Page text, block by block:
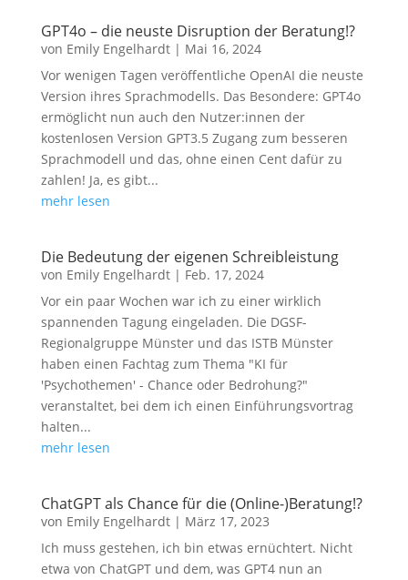
GPT4o – die neuste Disruption der Beratung!?
von Emily Engelhardt| Mai 16, 2024
Vor wenigen Tagen veröffentliche OpenAI die neuste
Version ihres Sprachmodells. Das Besondere: GPT4o
ermöglicht nun auch den Nutzer:innen der
kostenlosen Version GPT3.5 Zugang zum besseren
Sprachmodell und das, ohne einen Cent dafür zu
zahlen! Ja, es gibt...
mehr lesen
Die Bedeutung der eigenen Schreibleistung
von Emily Engelhardt| Feb. 17, 2024
Vor ein paar Wochen war ich zu einer wirklich
spannenden Tagung eingeladen. Die DGSF-
Regionalgruppe Münster und das ISTB Münster
haben einen Fachtag zum Thema "KI für
'Psychothemen' - Chance oder Bedrohung?"
veranstaltet, bei dem ich einen Einführungsvortrag
halten...
mehr lesen
ChatGPT als Chance für die (Online-)Beratung!?
von Emily Engelhardt| März 17, 2023
Ich muss gestehen, ich bin etwas ernüchtert. Nicht
etwa von ChatGPT und dem, was GPT4 nun an